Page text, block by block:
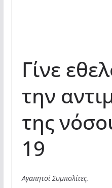
Γίνε
την
της
19
Αγαπητοί Συμπολίτες,